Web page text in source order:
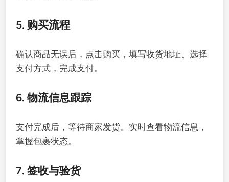
5. 购买流程
确认商品无误后，点击购买，填写收货地址、选择
支付方式，完成支付。
6. 物流信息跟踪
支付完成后，等待商家发货。实时查看物流信息，
掌握包裹状态。
7. 签收与验货